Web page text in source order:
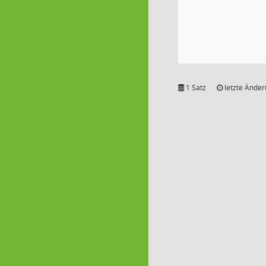
1 Satz letzte